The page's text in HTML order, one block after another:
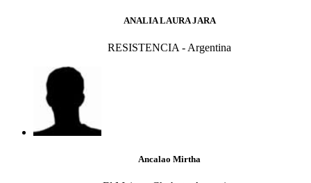
ANALIA LAURA JARA
RESISTENCIA - Argentina
Ancalao Mirtha